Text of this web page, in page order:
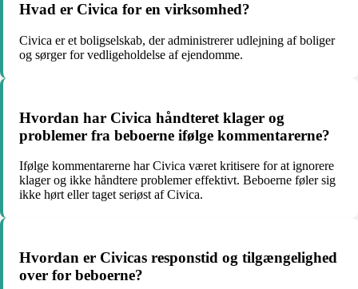
Hvad er Civica for en virksomhed?
Civica er et boligselskab, der administrerer udlejning af boliger
og sørger for vedligeholdelse af ejendomme.
Hvordan har Civica håndteret klager og
problemer fra beboerne ifølge kommentarerne?
Ifølge kommentarerne har Civica været kritisere for at ignorere
klager og ikke håndtere problemer effektivt. Beboerne føler sig
ikke hørt eller taget seriøst af Civica.
Hvordan er Civicas responstid og tilgængelighed
over for beboerne?